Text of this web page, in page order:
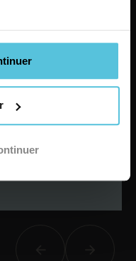
projetant
le centre)
français, anglais…)